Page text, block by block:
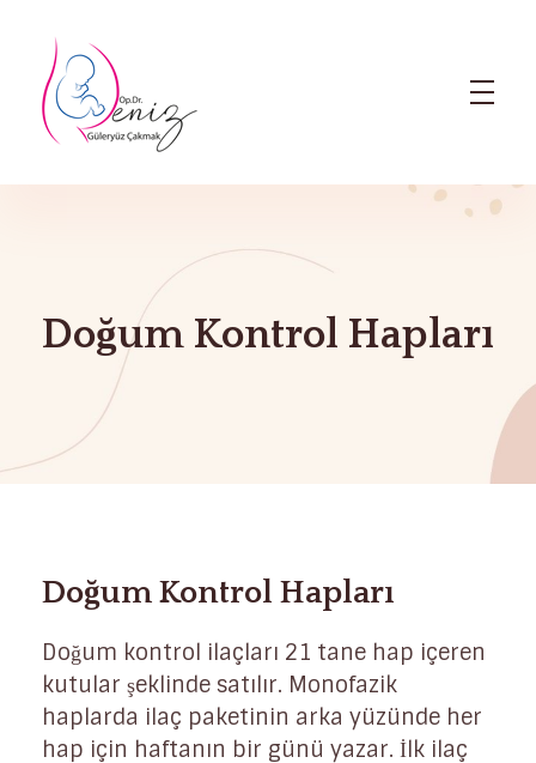
Doğum Kontrol Hapları
Doğum Kontrol Hapları
Doğum kontrol ilaçları 21 tane hap içeren
kutular şeklinde satılır. Monofazik
haplarda ilaç paketinin arka yüzünde her
hap için haftanın bir günü yazar. İlk ilaç